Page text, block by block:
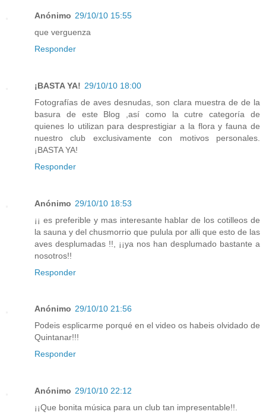
Anónimo 29/10/10 15:55
que verguenza
Responder
¡BASTA YA! 29/10/10 18:00
Fotografías de aves desnudas, son clara muestra de de la
basura de este Blog ,así como la cutre categoría de
quienes lo utilizan para desprestigiar a la flora y fauna de
nuestro club exclusivamente con motivos personales.
¡BASTA YA!
Responder
Anónimo 29/10/10 18:53
¡¡ es preferible y mas interesante hablar de los cotilleos de
la sauna y del chusmorrio que pulula por alli que esto de las
aves desplumadas !!, ¡¡ya nos han desplumado bastante a
nosotros!!
Responder
Anónimo 29/10/10 21:56
Podeis esplicarme porqué en el video os habeis olvidado de
Quintanar!!!
Responder
Anónimo 29/10/10 22:12
¡¡Que bonita música para un club tan impresentable!!.